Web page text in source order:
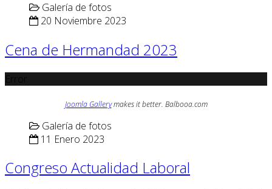
Galería de fotos
20 Noviembre 2023
Cena de Hermandad 2023
Joomla Gallerymakes it better. Balbooa.com
Galería de fotos
11 Enero 2023
Congreso Actualidad Laboral